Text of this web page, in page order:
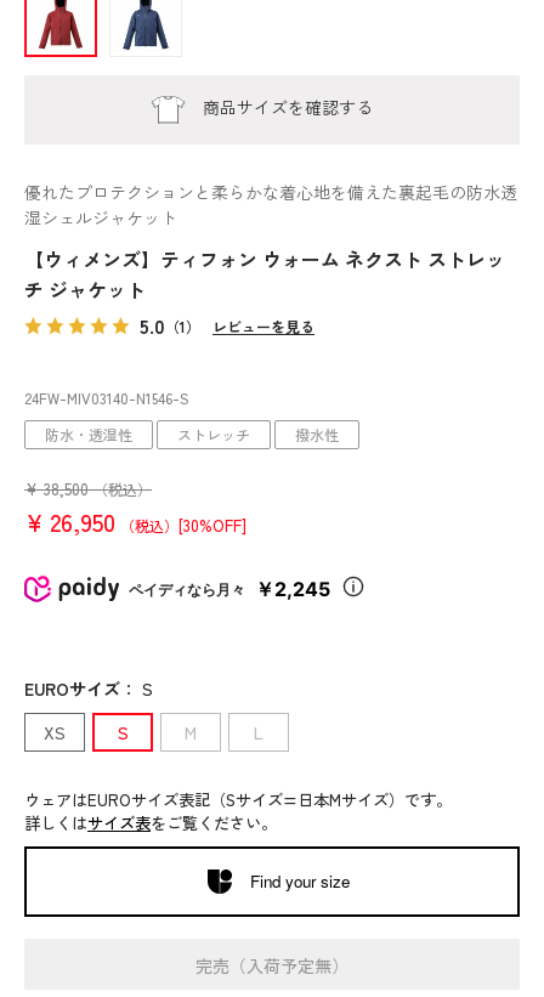
優れたプロテクションと柔らかな着心地を備えた裏起毛の防水透
湿シェルジャケット
【ウィメンズ】ティフォン ウォーム ネクスト ストレッ
チ ジャケット
5.0 （1） レビューを見る
24FW-MIV03140-N1546-S
防水・透湿性 ストレッチ 撥水性
¥ 38,500 （税込）
¥ 26,950 （税込） [30%OFF]
ペイディなら月々 ￥2,245
商品サイズを確認する
EUROサイズ ： S
XS
S M L
ウェアはEUROサイズ表記（Sサイズ=日本Mサイズ）です。
詳しくはサイズ表をご覧ください。
Find your size
完売（入荷予定無）